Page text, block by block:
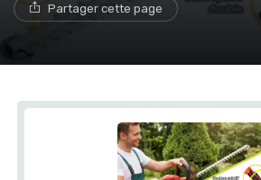
Partager cette page